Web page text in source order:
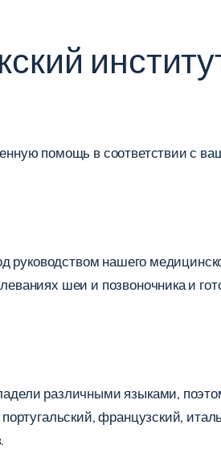
помощь в соответствии с
руководством нашего
шеи и позвоночника и
различными языками,
французский,